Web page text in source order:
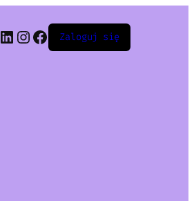
LinkedIn
Instagram
Facebook
Zaloguj się